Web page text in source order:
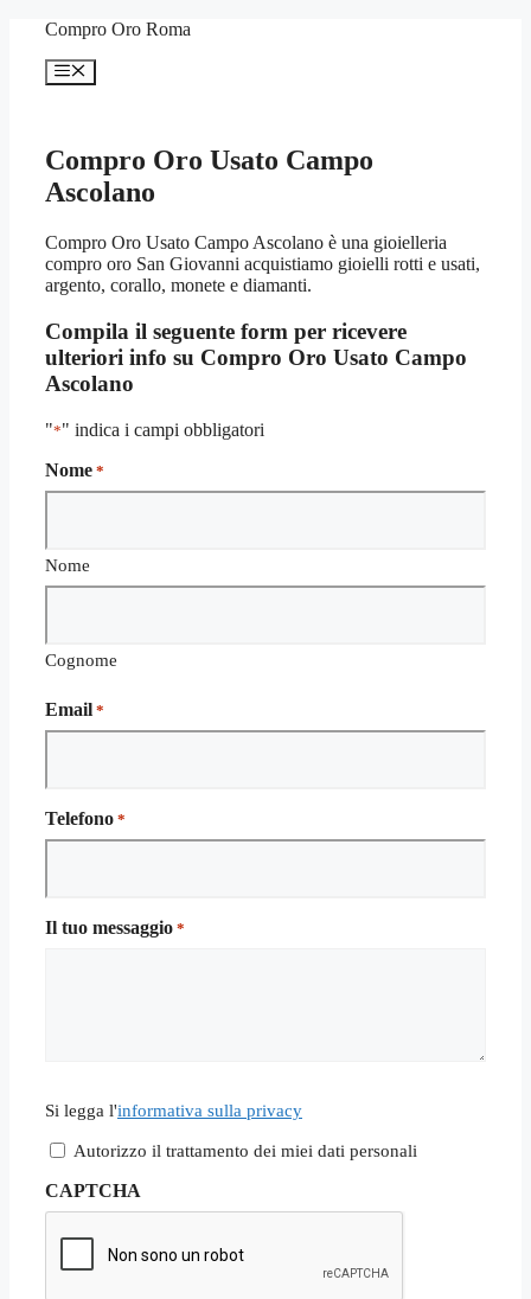
contenuto
Compro Oro Roma
Menu
Compro Oro Usato Campo
Ascolano
Compro Oro Usato Campo Ascolano è una gioielleria
compro oro San Giovanni acquistiamo gioielli rotti e usati,
argento, corallo, monete e diamanti.
Compila il seguente form per ricevere
ulteriori info su Compro Oro Usato Campo
Ascolano
"*" indica i campi obbligatori
Nome *
Nome
Cognome
Email *
Telefono *
Il tuo messaggio *
legga
sulla
privacy
*
Si legga l'informativa sulla privacy
Autorizzo il trattamento dei miei dati personali
CAPTCHA